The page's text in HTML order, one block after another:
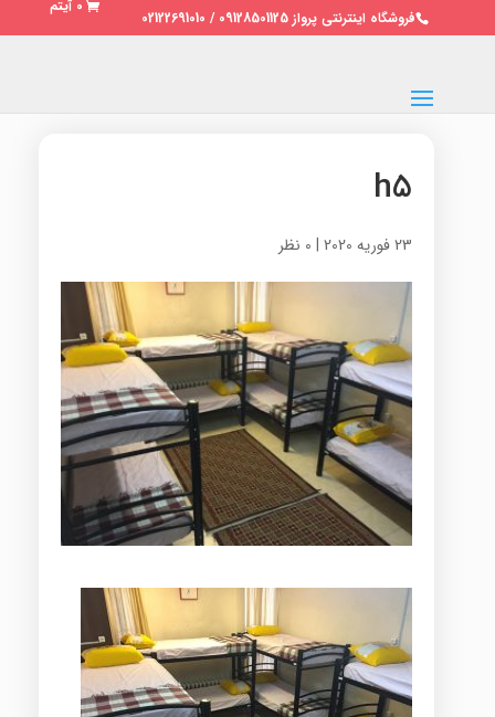
فروشگاه اینترنتی پرواز 09128501125 / 02122691010
0 آیتم
h5
23 فوریه 2020 | 0 نظر